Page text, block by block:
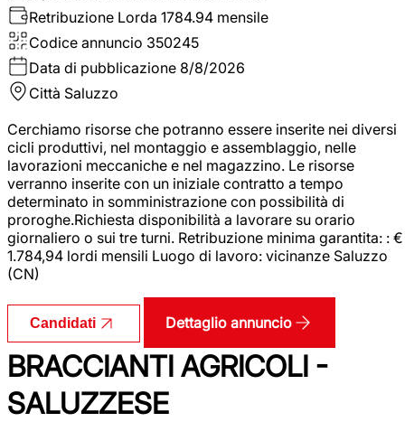
Retribuzione Lorda 1784.94 mensile
Codice annuncio 350245
Data di pubblicazione 8/8/2026
Città Saluzzo
Cerchiamo risorse che potranno essere inserite nei diversi
cicli produttivi, nel montaggio e assemblaggio, nelle
lavorazioni meccaniche e nel magazzino. Le risorse
verranno inserite con un iniziale contratto a tempo
determinato in somministrazione con possibilità di
proroghe.Richiesta disponibilità a lavorare su orario
giornaliero o sui tre turni. Retribuzione minima garantita: : €
1.784,94 lordi mensili Luogo di lavoro: vicinanze Saluzzo
(CN)
Candidati Dettaglio annuncio
BRACCIANTI AGRICOLI -
SALUZZESE